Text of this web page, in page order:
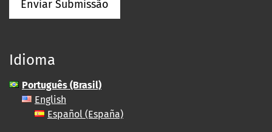
Enviar Submissão
Idioma
Português (Brasil)
English
Español (España)